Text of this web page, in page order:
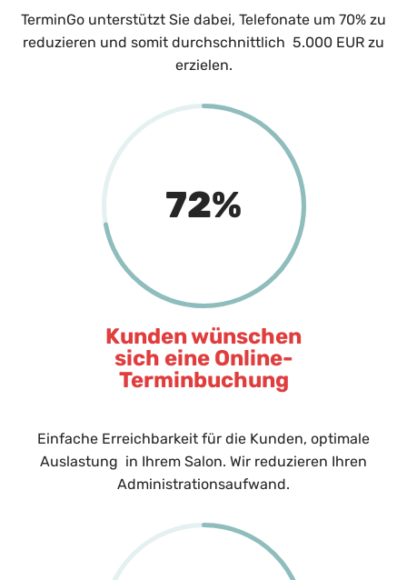
TerminGo unterstützt Sie dabei, Telefonate um 70% zu
reduzieren und somit durchschnittlich 5.000 EUR zu
erzielen.
72%
Kunden wünschen
sich eine Online-
Terminbuchung
Einfache Erreichbarkeit für die Kunden, optimale
Auslastung in Ihrem Salon. Wir reduzieren Ihren
Administrationsaufwand.